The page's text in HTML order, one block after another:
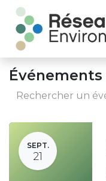
Événements
SEPT.
21